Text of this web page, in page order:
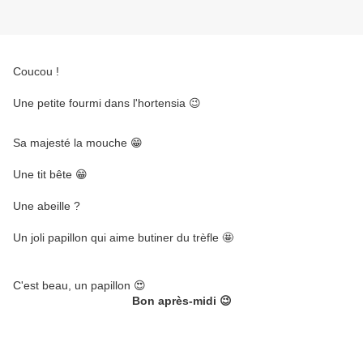
Coucou !
Une petite fourmi dans l'hortensia 😉
Sa majesté la mouche 😁
Une tit bête 😁
Une abeille ?
Un joli papillon qui aime butiner du trèfle 🤩
C'est beau, un papillon 😍
Bon après-midi 😉